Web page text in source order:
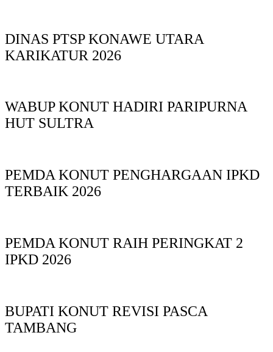
DINAS PTSP KONAWE UTARA
KARIKATUR 2026
WABUP KONUT HADIRI PARIPURNA
HUT SULTRA
PEMDA KONUT PENGHARGAAN IPKD
TERBAIK 2026
PEMDA KONUT RAIH PERINGKAT 2
IPKD 2026
BUPATI KONUT REVISI PASCA
TAMBANG